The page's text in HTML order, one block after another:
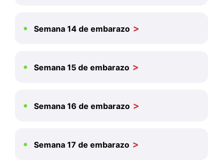
Semana 14 de embarazo
Semana 15 de embarazo
Semana 16 de embarazo
Semana 17 de embarazo